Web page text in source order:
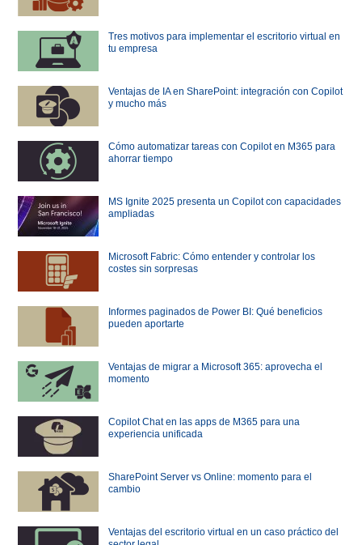
Tres motivos para implementar el escritorio virtual en
tu empresa
Ventajas de IA en SharePoint: integración con Copilot
y mucho más
Cómo automatizar tareas con Copilot en M365 para
ahorrar tiempo
MS Ignite 2025 presenta un Copilot con capacidades
ampliadas
Microsoft Fabric: Cómo entender y controlar los
costes sin sorpresas
Informes paginados de Power BI: Qué beneficios
pueden aportarte
Ventajas de migrar a Microsoft 365: aprovecha el
momento
Copilot Chat en las apps de M365 para una
experiencia unificada
SharePoint Server vs Online: momento para el
cambio
Ventajas del escritorio virtual en un caso práctico del